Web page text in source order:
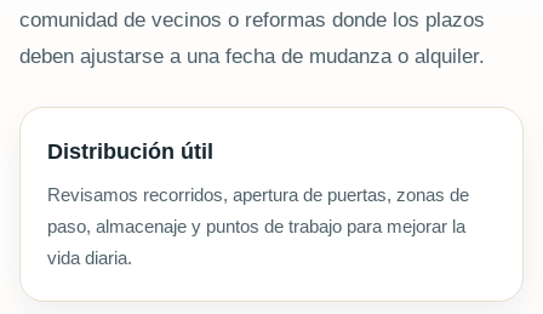
comunidad de vecinos o reformas donde los plazos
deben ajustarse a una fecha de mudanza o alquiler.
Distribución útil
Revisamos recorridos, apertura de puertas, zonas de
paso, almacenaje y puntos de trabajo para mejorar la
vida diaria.